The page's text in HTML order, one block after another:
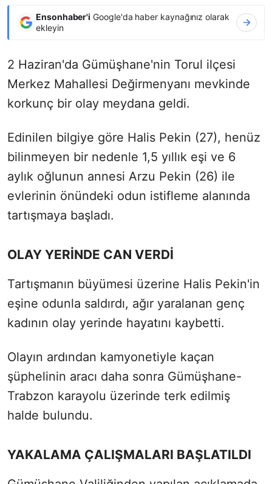
Ensonhaber'i Google'da haber kaynağınız olarak
ekleyin
2 Haziran'da Gümüşhane'nin Torul ilçesi
Merkez Mahallesi Değirmenyanı mevkinde
korkunç bir olay meydana geldi.
Edinilen bilgiye göre Halis Pekin (27), henüz
bilinmeyen bir nedenle 1,5 yıllık eşi ve 6
aylık oğlunun annesi Arzu Pekin (26) ile
evlerinin önündeki odun istifleme alanında
tartışmaya başladı.
OLAY YERİNDE CAN VERDİ
Tartışmanın büyümesi üzerine Halis Pekin'in
eşine odunla saldırdı, ağır yaralanan genç
kadının olay yerinde hayatını kaybetti.
Olayın ardından kamyonetiyle kaçan
şüphelinin aracı daha sonra Gümüşhane-
Trabzon karayolu üzerinde terk edilmiş
halde bulundu.
YAKALAMA ÇALIŞMALARI BAŞLATILDI